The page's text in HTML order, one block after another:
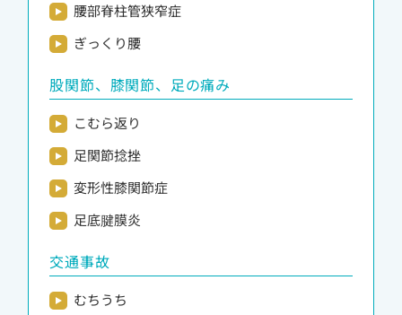
腰部脊柱管狭窄症
ぎっくり腰
股関節、膝関節、足の痛み
こむら返り
足関節捻挫
変形性膝関節症
足底腱膜炎
交通事故
むちうち